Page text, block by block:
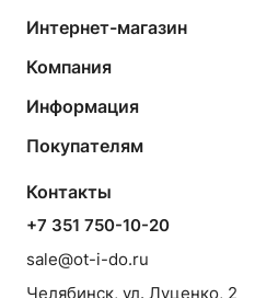
Интернет-магазин
Компания
Информация
Покупателям
Контакты
+7 351 750-10-20
sale@ot-i-do.ru
Челябинск, ул. Луценко, 2